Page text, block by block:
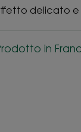
delicato
in